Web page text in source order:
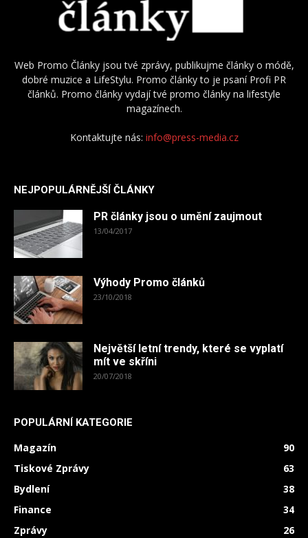
Web Promo Články jsou tvé zprávy, publikujme články o módě,
dobré muzice a LifeStylu. Promo články to je psaní Profi PR
článků. Promo články vydají tvé promo články na lifestyle
magazínech.
Kontaktujte nás: info@press-media.cz
NEJPOPULÁRNĚJŠÍ ČLÁNKY
PR články jsou o umění zaujmout
13/04/2017
Výhody Promo článků
23/10/2018
Největší letní trendy, které se vyplatí
mít ve skříni
20/07/2018
POPULÁRNÍ KATEGORIE
Magazín
90
Tiskové Zprávy
63
Bydlení
38
Finance
34
Zprávy
26